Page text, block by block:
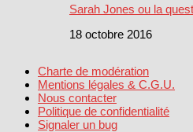
Sarah Jones ou la
18 octobre 2016
Charte de modération
Mentions légales & C.G.U.
Nous contacter
Politique de confidentialité
Signaler un bug